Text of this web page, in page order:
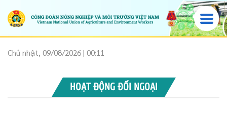
Chủ nhật, 09/08/2026 | 00:11
HOẠT ĐỘNG ĐỐI NGOẠI